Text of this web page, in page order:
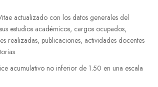
actualizado con los datos generales del
estudios académicos, cargos ocupados,
realizadas, publicaciones, actividades docentes
acumulativo no inferior de 1.50 en una escala